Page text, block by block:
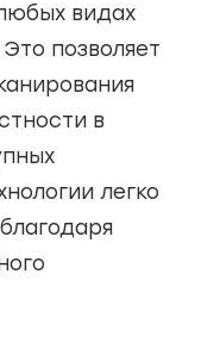
видах
позволяет
в
легко